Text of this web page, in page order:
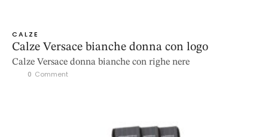
CALZE
Calze Versace bianche donna con logo
Calze Versace donna bianche con righe nere
0 Comment